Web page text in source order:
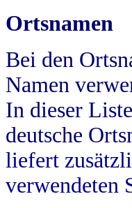
Ortsnamen
Bei den
Namen
In dieser
deutsche
liefert
verwendeten